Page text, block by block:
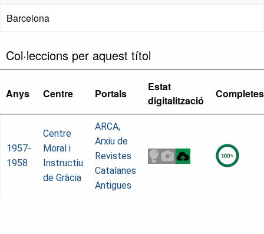
Barcelona
Col·leccions per aquest títol
Anys Centre Portals
Estat
digitalització
1957-
1958
Centre
Moral i
Instructiu
de Gràcia
ARCA,
Arxiu de
Revistes
Catalanes
Antigues